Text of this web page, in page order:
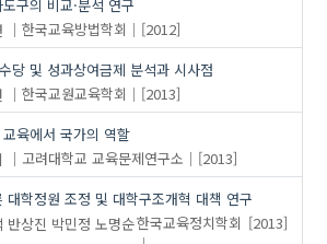
구의 비교·분석 연구
한국교육방법학회
[2012]
당 및 성과상여금제 분석과 시사점
한국교원교육학회
[2013]
육에서 국가의 역할
고려대학교 교육문제연구소
[2013]
대학정원 조정 및 대학구조개혁 대책 연구
반상진 박민정 노명순한국교육정치학회 [2013]